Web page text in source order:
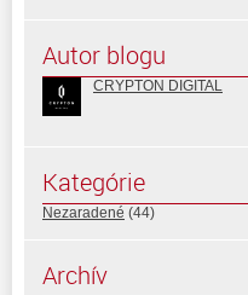
Autor blogu
CRYPTON DIGITAL
Kategórie
Nezaradené (44)
Archív